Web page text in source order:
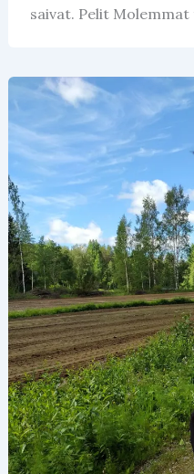
saivat. Pelit